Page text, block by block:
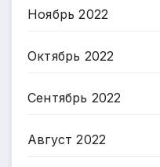
Ноябрь 2022
Октябрь 2022
Сентябрь 2022
Август 2022